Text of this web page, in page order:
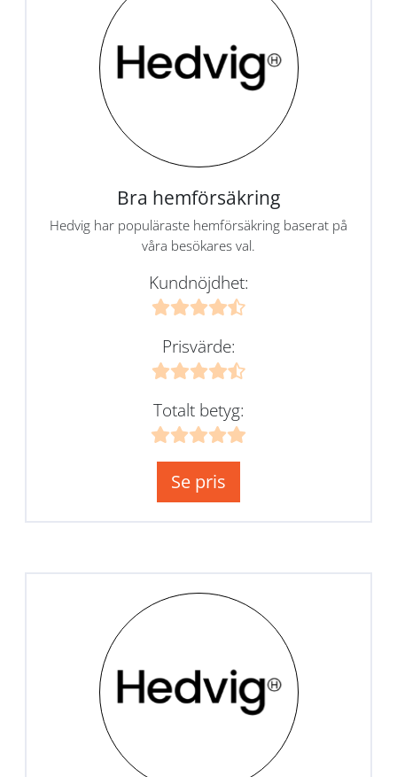
Bra hemförsäkring
Hedvig har populäraste hemförsäkring baserat på
våra besökares val.
Kundnöjdhet:
Prisvärde:
Totalt betyg:
Se pris